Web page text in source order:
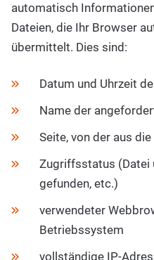
automatisch
Dateien, die Ihr Browser
übermittelt. Dies sind:
Datum und Uhrzeit
Name der
Seite, von der aus
Zugriffsstatus (Datei
gefunden, etc.)
verwendeter
Betriebssystem
vollständige IP-